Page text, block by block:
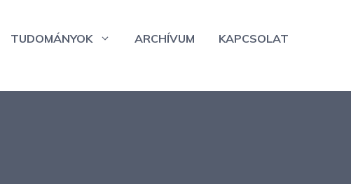
TUDOMÁNYOK ARCHÍVUM KAPCSOLAT